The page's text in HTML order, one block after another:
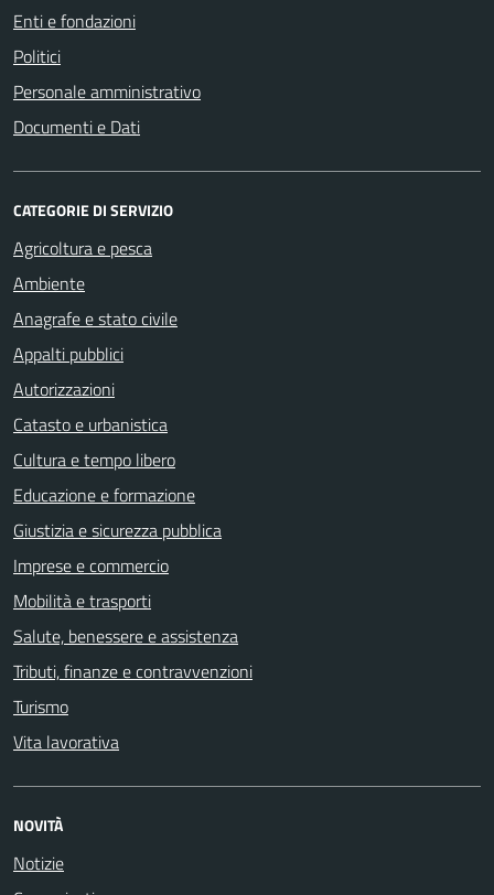
Enti e fondazioni
Politici
Personale amministrativo
Documenti e Dati
CATEGORIE DI SERVIZIO
Agricoltura e pesca
Ambiente
Anagrafe e stato civile
Appalti pubblici
Autorizzazioni
Catasto e urbanistica
Cultura e tempo libero
Educazione e formazione
Giustizia e sicurezza pubblica
Imprese e commercio
Mobilità e trasporti
Salute, benessere e assistenza
Tributi, finanze e contravvenzioni
Turismo
Vita lavorativa
NOVITÀ
Notizie